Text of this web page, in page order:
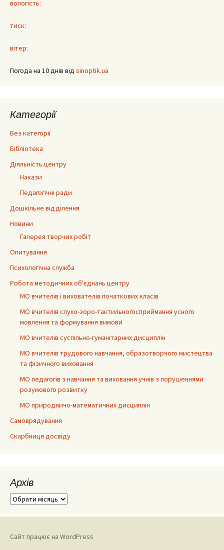
вологість:
тиск:
вітер:
Погода на 10 днів від sinoptik.ua
Категорії
Без категорії
Бібліотека
Діяльність центру
Накази
Педагогічні ради
Дошкільне відділення
Новини
Галерея творчих робіт
Опитування
Психологічна служба
Робота методичних об'єднань центру
МО вчителів і вихователів початкових класів
МО вчителів слухо-зоро-тактильногосприймання усного
мовлення та формування вимови
МО вчителів суспільно-гуманітарних дисциплін
МО вчителів трудового навчання, образотворчого мистецтва
та фізичного виховання
МО педагогів з навчання та виховання учнів з порушеннями
розумового розвитку
МО природничо-математичних дисциплін
Самоврядування
Скарбниця досвіду
Архів
Архів
Сайт працює на WordPress